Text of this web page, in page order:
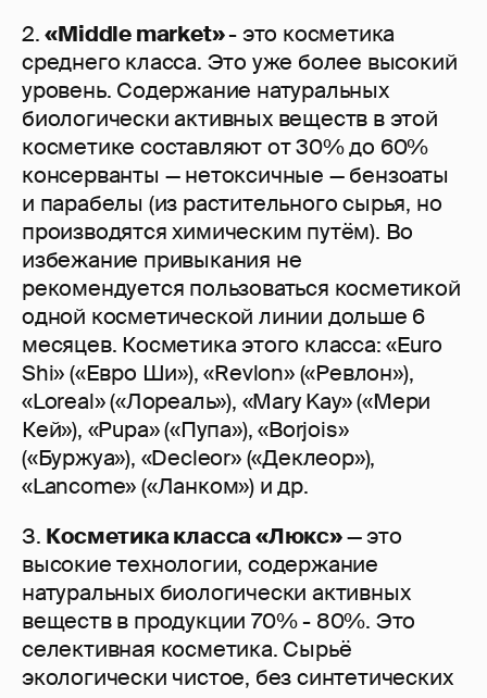
2.«Middle market»- это косметика
среднего класса. Это уже более высокий
уровень. Содержание натуральных
биологически активных веществ в этой
косметике составляют от 30% до 60%
консерванты — нетоксичные — бензоаты
и парабелы (из растительного сырья, но
производятся химическим путём). Во
избежание привыкания не
рекомендуется пользоваться косметикой
одной косметической линии дольше 6
месяцев. Косметика этого класса: «Euro
Shi» («Евро Ши»), «Revlon» («Ревлон»),
«Loreal» («Лореаль»), «Mary Kay» («Мери
Кей»), «Pupa» («Пупа»), «Borjois»
(«Буржуа»), «Decleor» («Деклеор»),
«Lancome» («Ланком») и др.
З. Косметика класса «Люкс»— это
высокие технологии, содержание
натуральных биологически активных
веществ в продукции 70% - 80%. Это
селективная косметика. Сырьё
экологически чистое, без синтетических